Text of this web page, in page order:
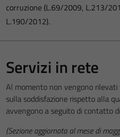
corruzione (L.69/2009, L.213/
L.190/2012).
Servizi in rete
Al momento non vengono
sulla soddisfazione rispetto alla
avvengono a seguito di contatto
(Sezione aggiornata al mese di